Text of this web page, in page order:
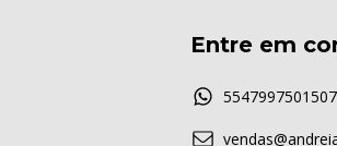
Entre em
5547997501507